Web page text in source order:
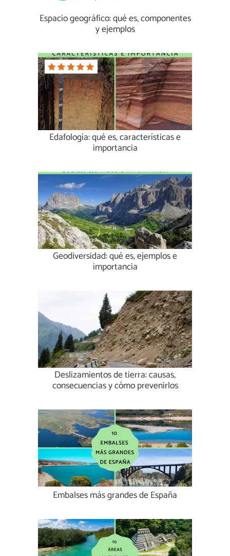
Espacio geográfico: qué es, componentes
y ejemplos
Edafología: qué es, características e
importancia
Geodiversidad: qué es, ejemplos e
importancia
Deslizamientos de tierra: causas,
consecuencias y cómo prevenirlos
Embalses más grandes de España